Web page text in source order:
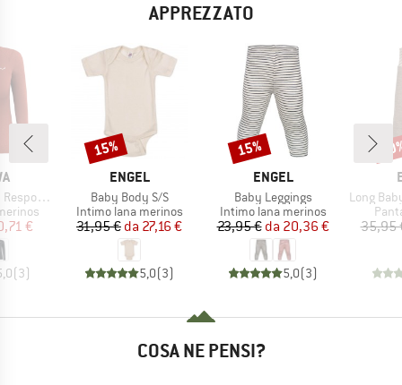
APPREZZATO
L/S Tee
ridotto
€
(3)
MARCHIO
ENGEL
Articolo
Baby Body S/S
Gruppo di prodotti
Intimo lana merinos
Prezzo
31,95 € Prezzo ridotto
da 27,16 €
5,0(3)
Sconto
15%
MARCHIO
ENGEL
Articolo
Baby Leggings
Gruppo di prodotti
Intimo lana merinos
Prezzo
23,95 € Prezzo ridotto
da 20,36 €
5,0(3)
Sconto
15%
Articolo
Long Baby
35,95
COSA NE PENSI?